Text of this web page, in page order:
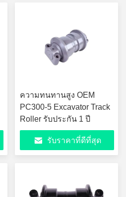
ความทนทานสูง OEM
PC300-5 Excavator Track
Roller รับประกัน 1 ปี
รับราคาที่ดีที่สุด